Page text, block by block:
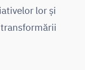
lor și